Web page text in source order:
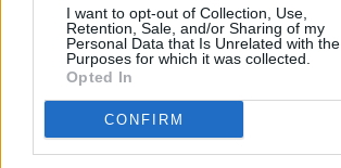
I want to opt-out of Collection, Use,
Retention, Sale, and/or Sharing of my
Personal Data that Is Unrelated with the
Purposes for which it was collected.
Opted In
CONFIRM